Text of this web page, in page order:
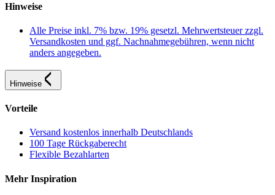
Hinweise
Alle Preise inkl. 7% bzw. 19% gesetzl. Mehrwertsteuer zzgl.
Versandkosten und ggf. Nachnahmegebühren, wenn nicht
anders angegeben.
Hinweise
Vorteile
Versand kostenlos innerhalb Deutschlands
100 Tage Rückgaberecht
Flexible Bezahlarten
Mehr Inspiration